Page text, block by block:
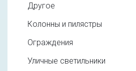
Другое
Колонны и пилястры
Ограждения
Уличные светильники